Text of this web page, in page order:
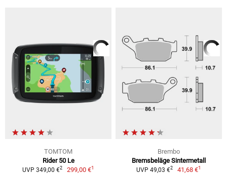
TOMTOM
Rider 50 Le
UVP 349,00 €2 299,00 €1
Brembo
Bremsbeläge Sintermetall
UVP 49,03 €2 41,68 €1